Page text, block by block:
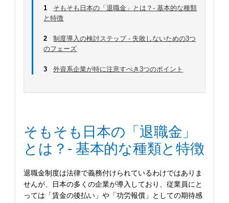
1
そもそも日本の「退職金」とは？- 基本的な種類
と特徴
2
制度導入の検討ステップ - 失敗しないための3つ
のフェーズ
3 外資系企業が特に注意すべき3つのポイント
そもそも日本の「退職金」
とは？- 基本的な種類と特徴
退職金制度は法律で義務付けられているわけではありま
せんが、日本の多くの企業が導入しており、従業員にと
っては「賃金の後払い」や「功労報償」としての期待感